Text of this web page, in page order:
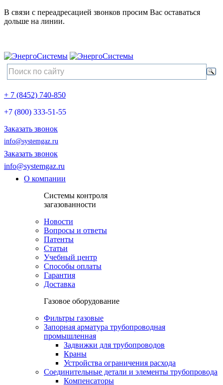
В связи с переадресацией звонков просим Вас оставаться
дольше на линии.
+ 7 (8452) 740-850
+7 (800) 333-51-55
Заказать звонок
info@systemgaz.ru
Заказать звонок
info@systemgaz.ru
О компании
Системы контроля
загазованности
Новости
Вопросы и ответы
Патенты
Статьи
Учебный центр
Способы оплаты
Гарантия
Доставка
Газовое оборудование
Фильтры газовые
Запорная арматура трубопроводная
промышленная
Задвижки для трубопроводов
Краны
Устройства ограничения расхода
Соединительные детали и элементы трубопровода
Компенсаторы